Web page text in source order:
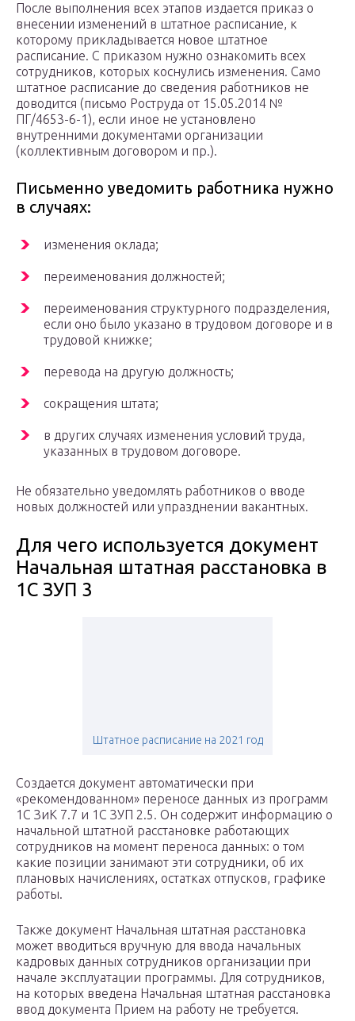
После выполнения всех этапов издается приказ о
внесении изменений в штатное расписание, к
которому прикладывается новое штатное
расписание. С приказом нужно ознакомить всех
сотрудников, которых коснулись изменения. Само
штатное расписание до сведения работников не
доводится (письмо Роструда от 15.05.2014 №
ПГ/4653-6-1), если иное не установлено
внутренними документами организации
(коллективным договором и пр.).
Письменно уведомить работника нужно
в случаях:
изменения оклада;
переименования должностей;
переименования структурного подразделения,
если оно было указано в трудовом договоре и в
трудовой книжке;
перевода на другую должность;
сокращения штата;
в других случаях изменения условий труда,
указанных в трудовом договоре.
Не обязательно уведомлять работников о вводе
новых должностей или упразднении вакантных.
Для чего используется документ
Начальная штатная расстановка в
1С ЗУП 3
Штатное расписание на 2021 год
Создается документ автоматически при
«рекомендованном» переносе данных из программ
1С ЗиК 7.7 и 1С ЗУП 2.5. Он содержит информацию о
начальной штатной расстановке работающих
сотрудников на момент переноса данных: о том
какие позиции занимают эти сотрудники, об их
плановых начислениях, остатках отпусков, графике
работы.
Также документ Начальная штатная расстановка
может вводиться вручную для ввода начальных
кадровых данных сотрудников организации при
начале эксплуатации программы. Для сотрудников,
на которых введена Начальная штатная расстановка
ввод документа Прием на работу не требуется.